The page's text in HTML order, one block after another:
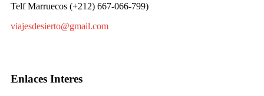
Telf Marruecos (+212) 667-066-799)
viajesdesierto@gmail.com
Enlaces Interes